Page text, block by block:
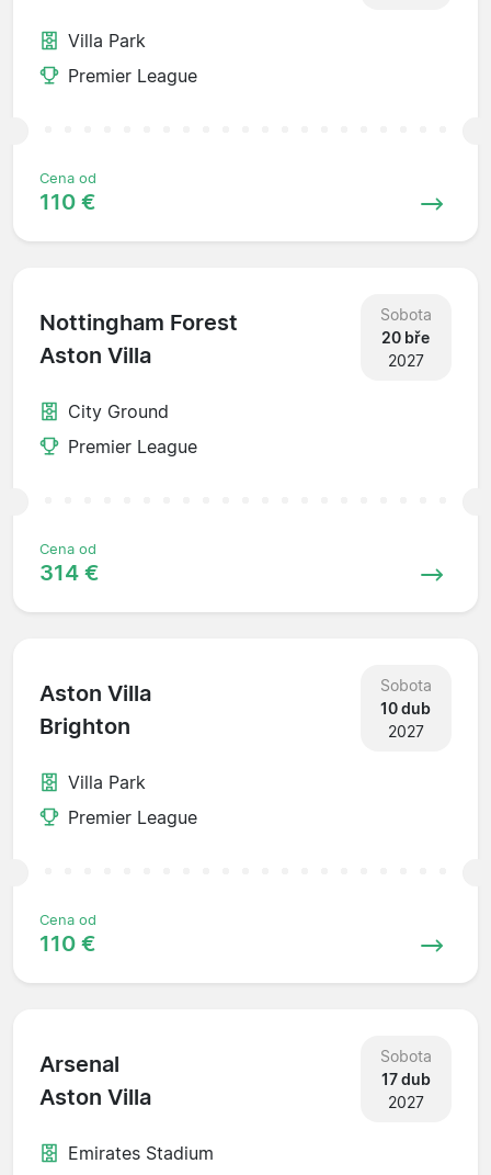
Villa Park
Premier League
Cena od
110 €
Nottingham Forest
Aston Villa
Sobota
20 bře
2027
City Ground
Premier League
Cena od
314 €
Aston Villa
Brighton
Sobota
10 dub
2027
Villa Park
Premier League
Cena od
110 €
Arsenal
Aston Villa
Sobota
17 dub
2027
Emirates Stadium